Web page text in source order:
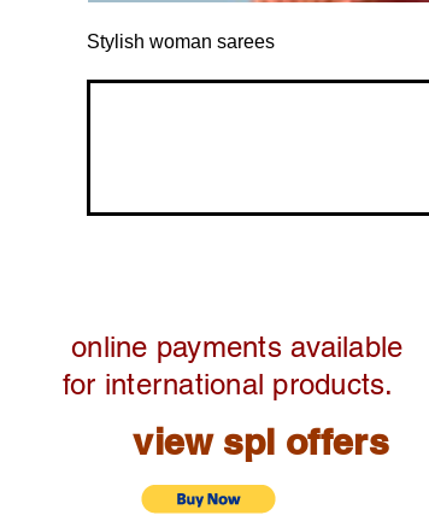
Stylish woman sarees
online payments available
for international products.
view spl offers